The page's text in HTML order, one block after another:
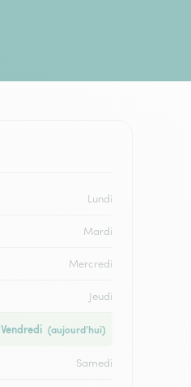
Lundi
Mardi
Mercredi
Jeudi
Vendredi (aujourd’hui)
Samedi